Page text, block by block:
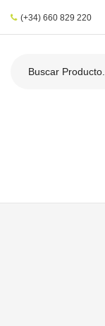
(+34) 660 829 220